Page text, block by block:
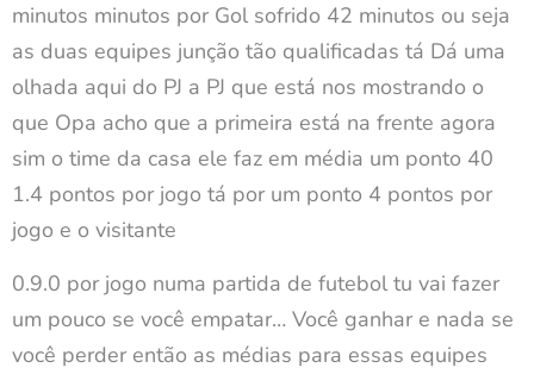
minutos minutos por Gol sofrido 42 minutos ou seja
as duas equipes junção tão qualificadas tá Dá uma
olhada aqui do PJ a PJ que está nos mostrando o
que Opa acho que a primeira está na frente agora
sim o time da casa ele faz em média um ponto 40
1.4 pontos por jogo tá por um ponto 4 pontos por
jogo e o visitante
0.9.0 por jogo numa partida de futebol tu vai fazer
um pouco se você empatar… Você ganhar e nada se
você perder então as médias para essas equipes